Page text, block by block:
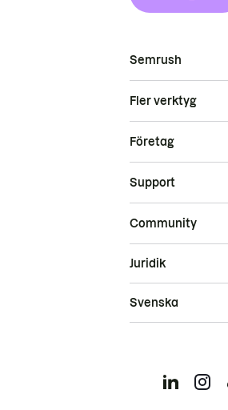
Semrush
Fler verktyg
Företag
Support
Community
Juridik
Svenska